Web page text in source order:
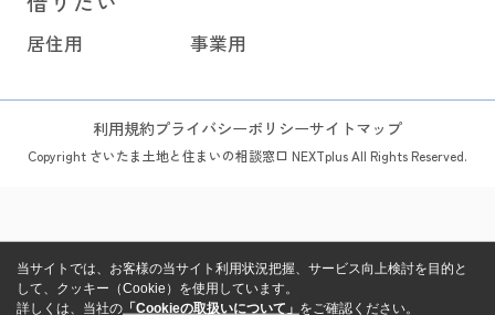
居住用 事業用
利用規約プライバシーポリシーサイトマップ
Copyright さいたま土地と住まいの相談窓口 NEXTplus All Rights Reserved.
当サイトでは、お客様の当サイト利用状況把握、サービス向上検討を目的と
して、クッキー（Cookie）を使用しています。
詳しくは、当社の 「Cookieの取扱いについて」 をご確認ください。